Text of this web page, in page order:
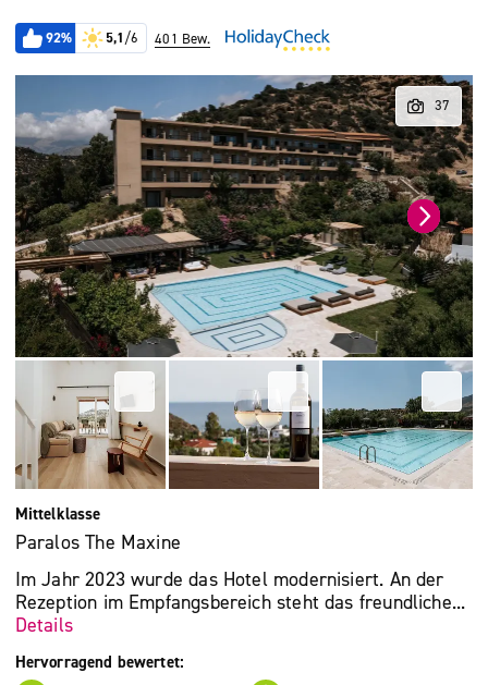
92% 5,1/6 401 Bew.
Mittelklasse
Paralos The Maxine
Im Jahr 2023 wurde das Hotel modernisiert. An der
Rezeption im Empfangsbereich steht das freundliche...
Details
Hervorragend bewertet: